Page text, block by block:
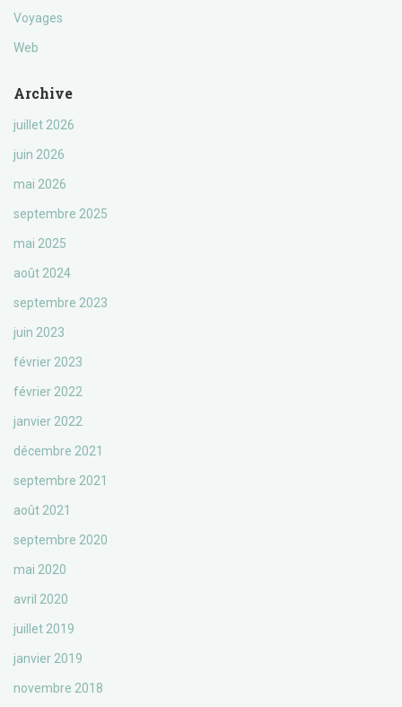
Voyages
Web
Archive
juillet 2026
juin 2026
mai 2026
septembre 2025
mai 2025
août 2024
septembre 2023
juin 2023
février 2023
février 2022
janvier 2022
décembre 2021
septembre 2021
août 2021
septembre 2020
mai 2020
avril 2020
juillet 2019
janvier 2019
novembre 2018